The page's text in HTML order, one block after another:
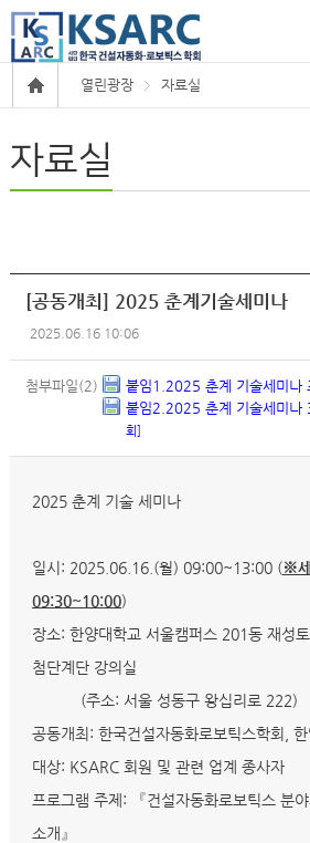
열린광장 자료실
자료실
[공동개최] 2025 춘계기술세미나
2025.06.16 10:06
첨부파일(2) 붙임1.2025 춘계 기술세미나
붙임2.2025 춘계 기술세미나
회]
2025 춘계 기술 세미나
일시: 2025.06.16.(월) 09:00~13:00 (※
09:30~10:00)
장소: 한양대학교 서울캠퍼스 201동 재성
첨단계단 강의실
(주소: 서울 성동구 왕십리로 222)
공동개최: 한국건설자동화로보틱스학회,
대상: KSARC 회원 및 관련 업계 종사자
프로그램 주제: 『건설자동화로보틱스 분
소개』